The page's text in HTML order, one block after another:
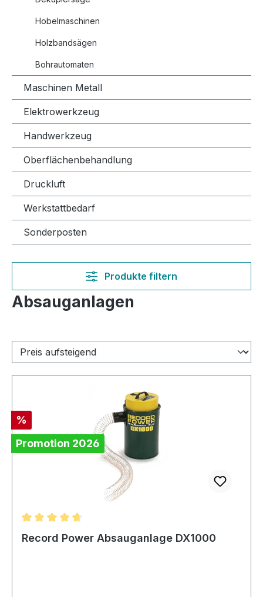
Hobelmaschinen
Holzbandsägen
Bohrautomaten
Maschinen Metall
Elektrowerkzeug
Handwerkzeug
Oberflächenbehandlung
Druckluft
Werkstattbedarf
Sonderposten
Produkte filtern
Absauganlagen
Rabatt
%
Promotion 2026
Durchschnittliche Bewertung von 4.67 von 5 Sternen
Record Power Absauganlage DX1000